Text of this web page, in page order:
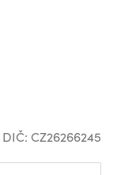
DIČ: CZ26266245